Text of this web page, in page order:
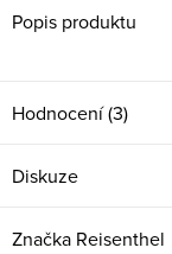
Popis produktu
Hodnocení (3)
Diskuze
Značka Reisenthel